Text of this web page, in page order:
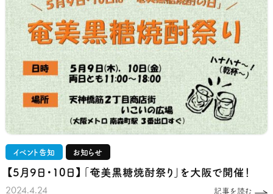
イベント告知 お知らせ
【5月9日・10日】「奄美黒糖焼酎祭り」を大阪で開催！
2024.4.24 記事を読む